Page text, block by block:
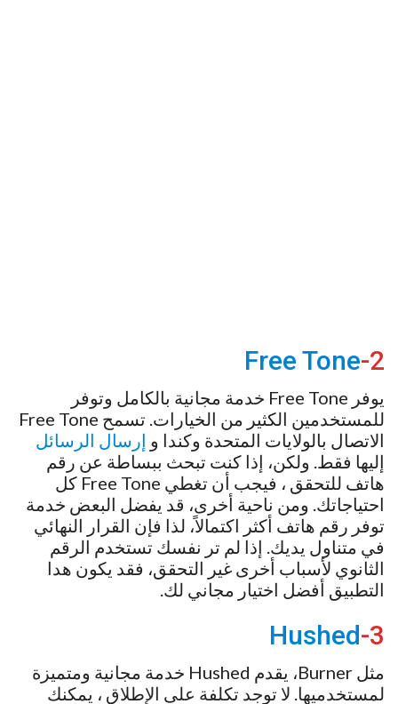
2-
Free Tone
يوفر Free Tone خدمة مجانية بالكامل وتوفر
للمستخدمين الكثير من الخيارات. تسمح Free Tone
الاتصال بالولايات المتحدة وكندا و إرسال الرسائل
إليها فقط. ولكن، إذا كنت تبحث ببساطة عن رقم
هاتف للتحقق ، فيجب أن تغطي Free Tone كل
احتياجاتك. ومن ناحية أخرى، قد يفضل البعض خدمة
توفر رقم هاتف أكثر اكتمالاً، لذا فإن القرار النهائي
في متناول يديك. إذا لم تر نفسك تستخدم الرقم
الثانوي لأسباب أخرى غير التحقق، فقد يكون هدا
التطبيق أفضل اختيار مجاني لك.
3-
Hushed
مثل Burner، يقدم Hushed خدمة مجانية ومتميزة
لمستخدميها. لا توجد تكلفة على الإطلاق ، يمكنك